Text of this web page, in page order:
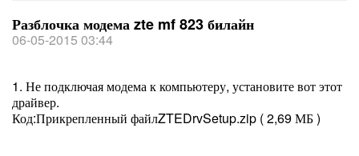
Разблочка модема zte mf 823 билайн
06-05-2015 03:44
1. Не подключая модема к компьютеру, установите вот этот
драйвер.
Код:Прикрепленный файлZTEDrvSetup.zip ( 2,69 МБ )